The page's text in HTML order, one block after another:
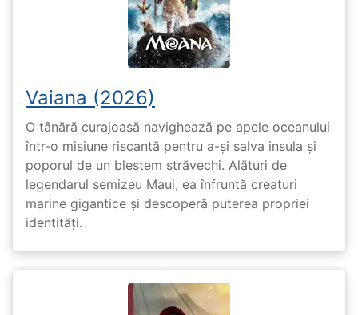
Vaiana (2026)
O tânără curajoasă navighează pe apele oceanului
într-o misiune riscantă pentru a-și salva insula și
poporul de un blestem străvechi. Alături de
legendarul semizeu Maui, ea înfruntă creaturi
marine gigantice și descoperă puterea propriei
identități.